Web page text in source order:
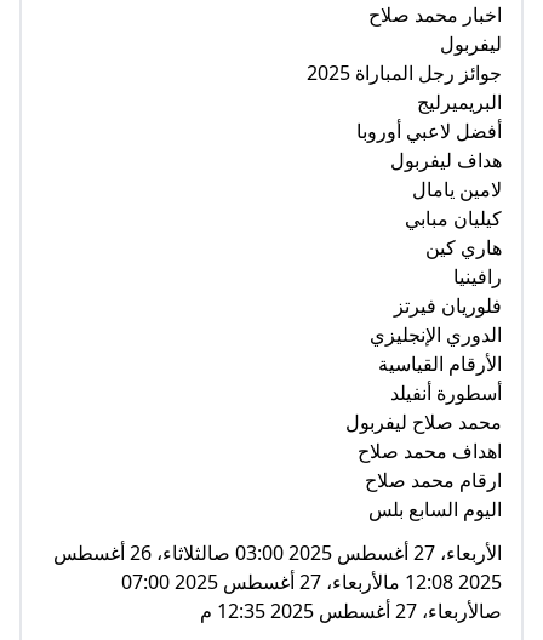
اخبار محمد صلاح
ليفربول
جوائز رجل المباراة 2025
البريميرليج
أفضل لاعبي أوروبا
هداف ليفربول
لامين يامال
كيليان مبابي
هاري كين
رافينيا
فلوريان فيرتز
الدوري الإنجليزي
الأرقام القياسية
أسطورة أنفيلد
محمد صلاح ليفربول
اهداف محمد صلاح
ارقام محمد صلاح
اليوم السابع بلس
الأربعاء، 27 أغسطس 2025 03:00 صالثلاثاء، 26 أغسطس
2025 12:08 مالأربعاء، 27 أغسطس 2025 07:00
صالأربعاء، 27 أغسطس 2025 12:35 م